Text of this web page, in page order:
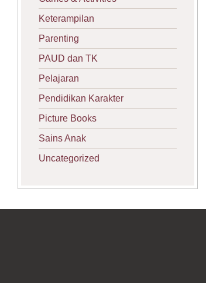
Keterampilan
Parenting
PAUD dan TK
Pelajaran
Pendidikan Karakter
Picture Books
Sains Anak
Uncategorized